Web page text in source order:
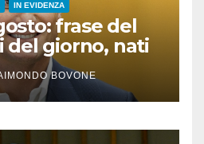
IN EVIDENZA
frase del
del giorno, nati
oggi
BOVONE